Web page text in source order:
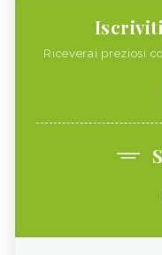
Riceverai preziosi